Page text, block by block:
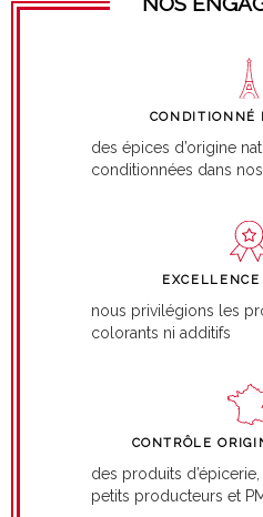
CONDITIONNÉ
des épices d’origine
conditionnées dans
nous privilégions les
colorants ni additifs
CONTRÔLE
des produits
petits producteurs et